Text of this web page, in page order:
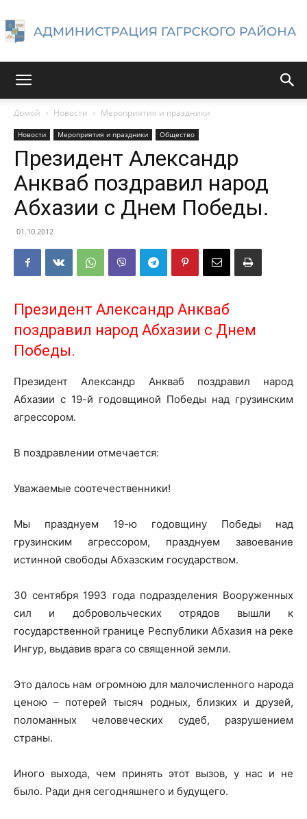
Гагрского
района
Домой Новости Мероприятия и праздники
Новости Мероприятия и праздники Общество
Президент Александр
Анкваб поздравил народ
Абхазии с Днем Победы.
01.10.2012
Президент Александр Анкваб
поздравил народ Абхазии с Днем
Победы.
Президент Александр Анкваб поздравил народ
Абхазии с 19-й годовщиной Победы над грузинским
агрессором.
В поздравлении отмечается:
Уважаемые соотечественники!
Мы празднуем 19-ю годовщину Победы над
грузинским агрессором, празднуем завоевание
истинной свободы Абхазским государством.
30 сентября 1993 года подразделения Вооруженных
сил и добровольческих отрядов вышли к
государственной границе Республики Абхазия на реке
Ингур, выдавив врага со священной земли.
Это далось нам огромною для малочисленного народа
ценою – потерей тысяч родных, близких и друзей,
поломанных человеческих судеб, разрушением
страны.
Иного выхода, чем принять этот вызов, у нас и не
было. Ради дня сегодняшнего и будущего.